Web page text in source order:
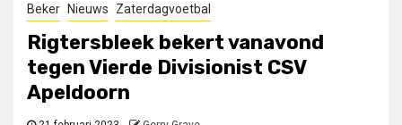
Beker Nieuws Zaterdagvoetbal
Rigtersbleek bekert vanavond
tegen Vierde Divisionist CSV
Apeldoorn